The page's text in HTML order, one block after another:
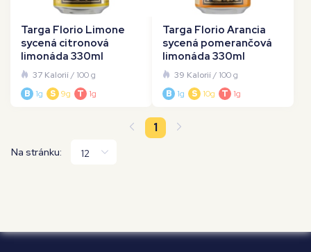
Targa Florio Limone
sycená citronová
limonáda 330ml
37 Kalorií/ 100 g
B 1g S 9g T 1g
Targa Florio Arancia
sycená pomerančová
limonáda 330ml
39 Kalorií/ 100 g
B 1g S 10g T 1g
1
Na stránku: